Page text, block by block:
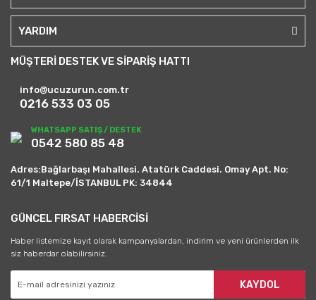
YARDIM
MÜŞTERİ DESTEK VE SİPARİŞ HATTI
info@ucuzurun.com.tr
0216 533 03 05
WHATSAPP SATIŞ / DESTEK
0542 580 85 48
Adres:Bağlarbaşı Mahallesi. Atatürk Caddesi. Omay Apt. No:
61/1 Maltepe/İSTANBUL PK: 34844
GÜNCEL FIRSAT HABERCİSİ
Haber listemize kayıt olarak kampanyalardan, indirim ve yeni ürünlerden ilk
siz haberdar olabilirsiniz.
KAYDOL